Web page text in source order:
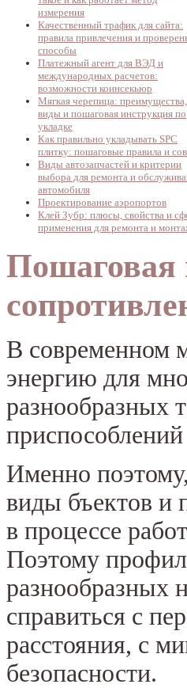
измерения
Качественный трафик для сайта:
правила привлечения и
способы
Платежный агент для ВЭД и
международных расчетов:
возможности коинсекьюр
Мягкая черепица: преимущества,
виды и пошаговая инструкция по
укладке
Как правильно укладывать SPC
плитку: пошаговые правила и
Виды автозапчастей и критерии
выбора для ремонта и
автомобиля
Проектирование аэропортов
Клей Зубр: плюсы, свойства и
применения для ремонта и
Пошаговая
В современном
энергию для
разнообразных
Именно
виды бъектов и
в процессе
Поэтому
разнообразных
справиться с
расстояния, с
безопасности.